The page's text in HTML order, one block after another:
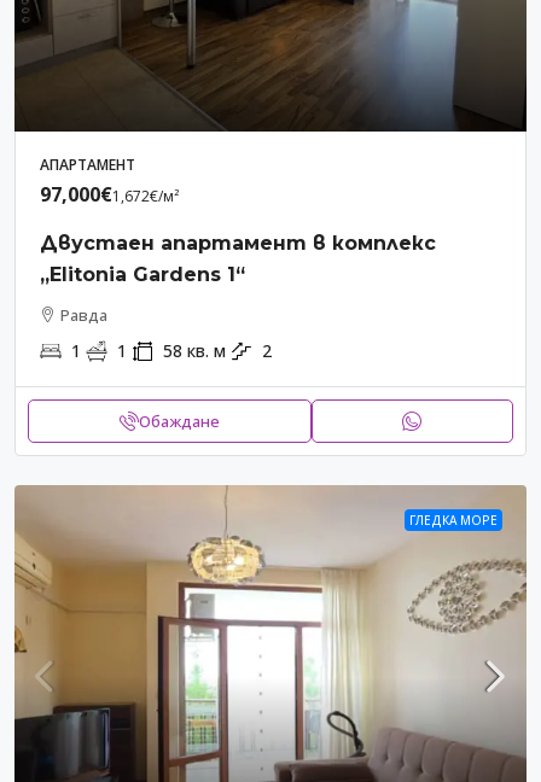
АПАРТАМЕНТ
97,000€1,672€/м²
Двустаен апартамент в комплекс
„Elitonia Gardens 1“
Равда
1 1 58 кв. м 2
Обаждане
ГЛЕДКА МОРЕ